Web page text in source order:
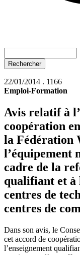
22/01/2014 . 1166
Emploi-Formation
Avis relatif à
coopération
la Fédération
l’équipement
cadre de la
qualifiant et à
centres de
centres de
Dans son avis, le
cet accord de
l’enseignement